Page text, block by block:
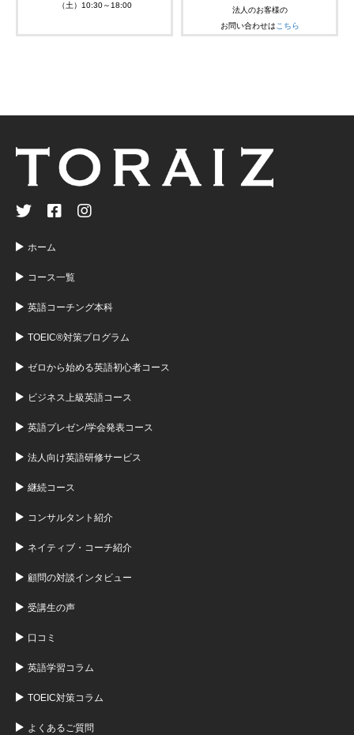
（土）10:30～18:00
法人のお客様の
お問い合わせは こちら
ホーム
コース一覧
英語コーチング本科
TOEIC®対策プログラム
ゼロから始める英語初心者コース
ビジネス上級英語コース
英語プレゼン/学会発表コース
法人向け英語研修サービス
継続コース
コンサルタント紹介
ネイティブ・コーチ紹介
顧問の対談インタビュー
受講生の声
口コミ
英語学習コラム
TOEIC対策コラム
よくあるご質問